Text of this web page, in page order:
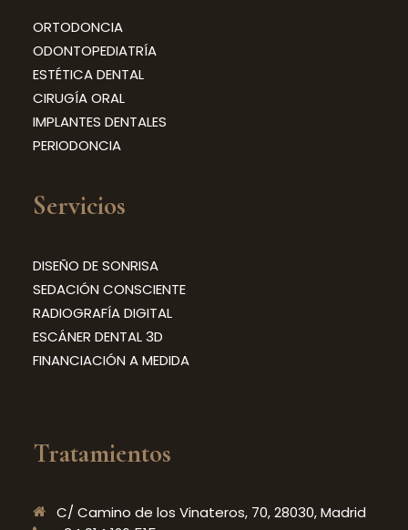
ORTODONCIA
ODONTOPEDIATRÍA
ESTÉTICA DENTAL
CIRUGÍA ORAL
IMPLANTES DENTALES
PERIODONCIA
Servicios
DISEÑO DE SONRISA
SEDACIÓN CONSCIENTE
RADIOGRAFÍA DIGITAL
ESCÁNER DENTAL 3D
FINANCIACIÓN A MEDIDA
Tratamientos
C/ Camino de los Vinateros, 70, 28030, Madrid